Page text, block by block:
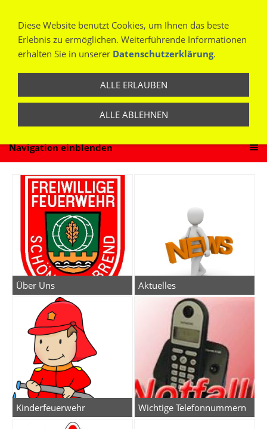
Navigation einblenden
Über Uns Aktuelles
Kinderfeuerwehr Wichtige Telefonnummern
Diese Website benutzt Cookies, um Ihnen das beste
Erlebnis zu ermöglichen. Weiterführende Informationen
erhalten Sie in unserer Datenschutzerklärung.
ALLE ERLAUBEN
ALLE ABLEHNEN